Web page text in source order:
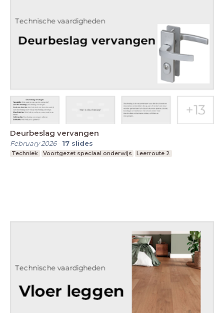
Deurbeslag vervangen
February 2026- 17 slides
Techniek Voortgezet speciaal onderwijs Leerroute 2